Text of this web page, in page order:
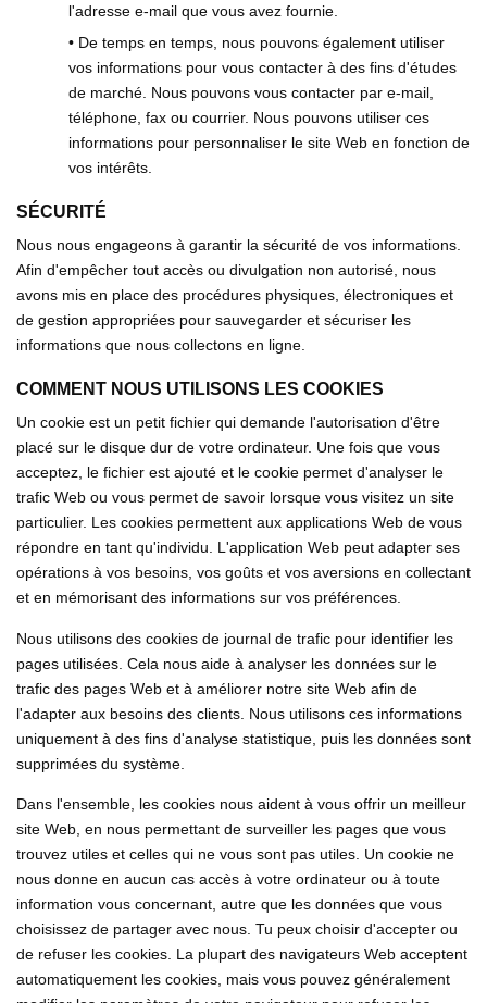
l'adresse e-mail que vous avez fournie.
• De temps en temps, nous pouvons également utiliser
vos informations pour vous contacter à des fins d'études
de marché. Nous pouvons vous contacter par e-mail,
téléphone, fax ou courrier. Nous pouvons utiliser ces
informations pour personnaliser le site Web en fonction de
vos intérêts.
SÉCURITÉ
Nous nous engageons à garantir la sécurité de vos informations.
Afin d'empêcher tout accès ou divulgation non autorisé, nous
avons mis en place des procédures physiques, électroniques et
de gestion appropriées pour sauvegarder et sécuriser les
informations que nous collectons en ligne.
COMMENT NOUS UTILISONS LES COOKIES
Un cookie est un petit fichier qui demande l'autorisation d'être
placé sur le disque dur de votre ordinateur. Une fois que vous
acceptez, le fichier est ajouté et le cookie permet d'analyser le
trafic Web ou vous permet de savoir lorsque vous visitez un site
particulier. Les cookies permettent aux applications Web de vous
répondre en tant qu'individu. L'application Web peut adapter ses
opérations à vos besoins, vos goûts et vos aversions en collectant
et en mémorisant des informations sur vos préférences.
Nous utilisons des cookies de journal de trafic pour identifier les
pages utilisées. Cela nous aide à analyser les données sur le
trafic des pages Web et à améliorer notre site Web afin de
l'adapter aux besoins des clients. Nous utilisons ces informations
uniquement à des fins d'analyse statistique, puis les données sont
supprimées du système.
Dans l'ensemble, les cookies nous aident à vous offrir un meilleur
site Web, en nous permettant de surveiller les pages que vous
trouvez utiles et celles qui ne vous sont pas utiles. Un cookie ne
nous donne en aucun cas accès à votre ordinateur ou à toute
information vous concernant, autre que les données que vous
choisissez de partager avec nous. Tu peux choisir d'accepter ou
de refuser les cookies. La plupart des navigateurs Web acceptent
automatiquement les cookies, mais vous pouvez généralement